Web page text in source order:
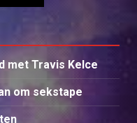
met Travis Kelce
om sekstape